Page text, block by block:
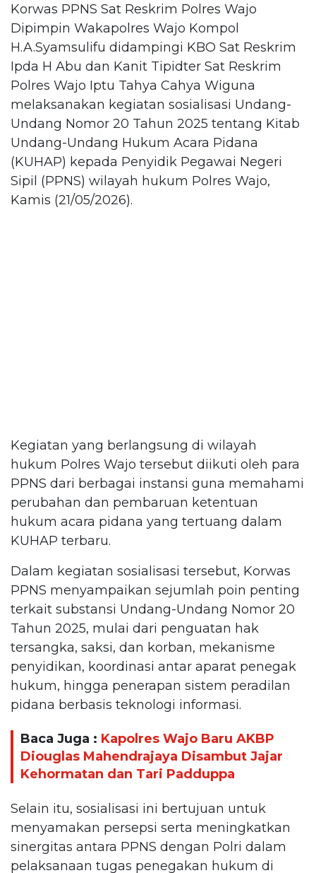
Korwas PPNS Sat Reskrim Polres Wajo
Dipimpin Wakapolres Wajo Kompol
H.A.Syamsulifu didampingi KBO Sat Reskrim
Ipda H Abu dan Kanit Tipidter Sat Reskrim
Polres Wajo Iptu Tahya Cahya Wiguna
melaksanakan kegiatan sosialisasi Undang-
Undang Nomor 20 Tahun 2025 tentang Kitab
Undang-Undang Hukum Acara Pidana
(KUHAP) kepada Penyidik Pegawai Negeri
Sipil (PPNS) wilayah hukum Polres Wajo,
Kamis (21/05/2026).
Kegiatan yang berlangsung di wilayah
hukum Polres Wajo tersebut diikuti oleh para
PPNS dari berbagai instansi guna memahami
perubahan dan pembaruan ketentuan
hukum acara pidana yang tertuang dalam
KUHAP terbaru.
Dalam kegiatan sosialisasi tersebut, Korwas
PPNS menyampaikan sejumlah poin penting
terkait substansi Undang-Undang Nomor 20
Tahun 2025, mulai dari penguatan hak
tersangka, saksi, dan korban, mekanisme
penyidikan, koordinasi antar aparat penegak
hukum, hingga penerapan sistem peradilan
pidana berbasis teknologi informasi.
Baca Juga : Kapolres Wajo Baru AKBP
Diouglas Mahendrajaya Disambut Jajar
Kehormatan dan Tari Padduppa
Selain itu, sosialisasi ini bertujuan untuk
menyamakan persepsi serta meningkatkan
sinergitas antara PPNS dengan Polri dalam
pelaksanaan tugas penegakan hukum di